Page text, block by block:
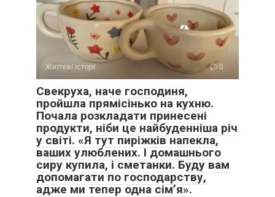
Життєві історії 0
Свекруха, наче господиня,
пройшла прямісінько на кухню.
Почала розкладати принесені
продукти, ніби це найбуденніша річ
у світі. «Я тут пиріжків напекла,
ваших улюблених. І домашнього
сиру купила, і сметанки. Буду вам
допомагати по господарству,
адже ми тепер одна сім’я».